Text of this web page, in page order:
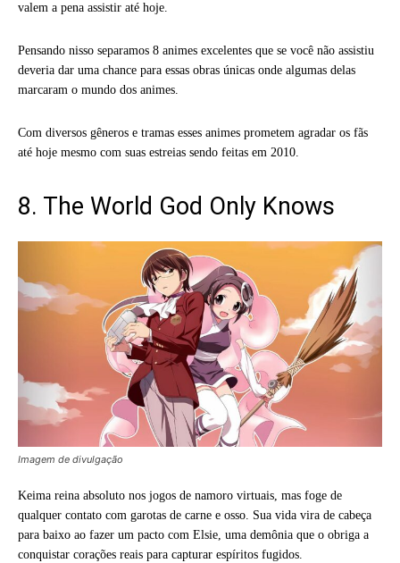
valem a pena assistir até hoje.
Pensando nisso separamos 8 animes excelentes que se você não assistiu
deveria dar uma chance para essas obras únicas onde algumas delas
marcaram o mundo dos animes.
Com diversos gêneros e tramas esses animes prometem agradar os fãs
até hoje mesmo com suas estreias sendo feitas em 2010.
8. The World God Only Knows
Imagem de divulgação
Keima reina absoluto nos jogos de namoro virtuais, mas foge de
qualquer contato com garotas de carne e osso. Sua vida vira de cabeça
para baixo ao fazer um pacto com Elsie, uma demônia que o obriga a
conquistar corações reais para capturar espíritos fugidos.